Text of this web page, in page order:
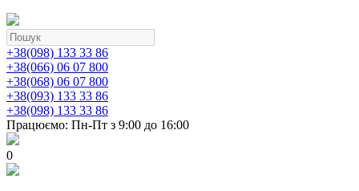
+38(098) 133 33 86
+38(066) 06 07 800
+38(068) 06 07 800
+38(093) 133 33 86
+38(098) 133 33 86
Працюємо: Пн-Пт з 9:00 до 16:00
0